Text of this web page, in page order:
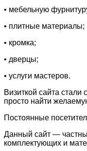
• мебельную
• плитные материалы;
• кромка;
• дверцы;
• услуги мастеров.
Визиткой сайта
просто найти
Постоянные
Данный сайт —
комплектующих и